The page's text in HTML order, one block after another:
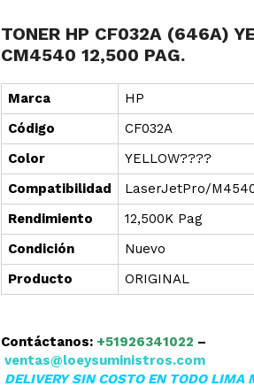
TONER HP CF032A (646A)
CM4540 12,500 PAG.
Marca
HP
Código
CF032A
Color
YELLOW????
Compatibilidad
LaserJetPro/
Rendimiento
12,500K Pag
Condición
Nuevo
Producto
ORIGINAL
Contáctanos: +51926341022 –
ventas@loeysuministros.com
DELIVERY SIN COSTO EN TODO LIMA